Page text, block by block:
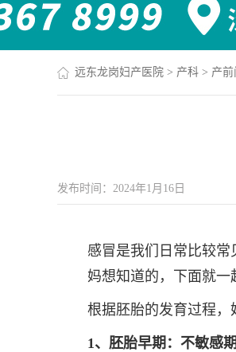
远东龙岗妇产医院 > 产科 > 产
发布时间：2024年1月16日
感冒是我们日常比较
妈想知道的，下面就一
根据胚胎的发育过程，
1、胚胎早期：不敏感期